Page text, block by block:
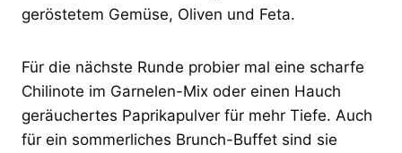
geröstetem Gemüse, Oliven und Feta.
Für die nächste Runde probier mal eine scharfe
Chilinote im Garnelen-Mix oder einen Hauch
geräuchertes Paprikapulver für mehr Tiefe. Auch
für ein sommerliches Brunch-Buffet sind sie